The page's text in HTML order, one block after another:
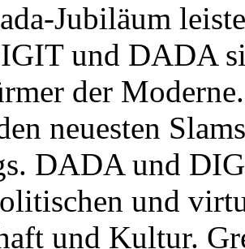
Jubiläum
und DADA
der
neuesten
DADA und
und
und Kultur.